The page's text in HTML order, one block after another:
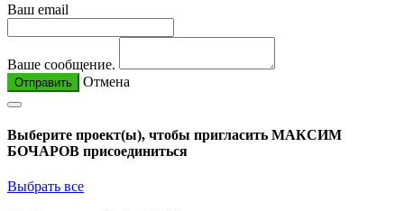
Ваш email
Ваше сообщение.
Отправить Отмена
Выберите проект(ы), чтобы пригласить МАКСИМ
БОЧАРОВ присоединиться
Выбрать все